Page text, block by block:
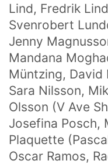
Lind, Fredrik
Svenrobert
Jenny
Mandana
Müntzing,
Sara Nilsson,
Olsson (V Ave
Josefina Posch,
Plaquette
Oscar Ramos,
Som en bra
subjektivitet.
Ett eget konstnärlig
själv påverka
HITTA OSS
Göteborgs konstskola
Första Långgatan 10,
413 03 Göteborg,